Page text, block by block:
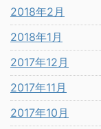
2018年2月
2018年1月
2017年12月
2017年11月
2017年10月